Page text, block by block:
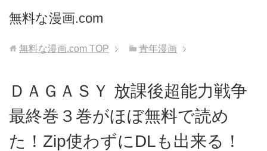
無料な漫画.com
無料な漫画.com TOP 青年漫画
ＤＡＧＡＳＹ 放課後超能力戦争
最終巻３巻がほぼ無料で読め
た！Zip使わずにDLも出来る！